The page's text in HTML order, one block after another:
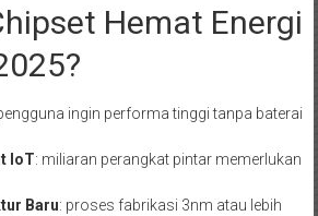
Hemat Energi
ingin performa tinggi tanpa baterai
IoT: miliaran perangkat pintar memerlukan
Baru: proses fabrikasi 3nm atau lebih